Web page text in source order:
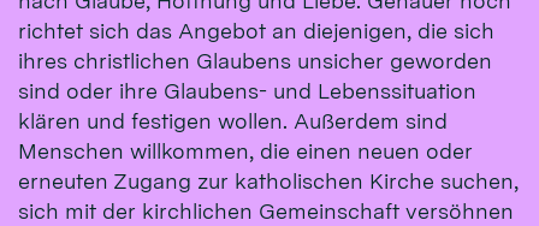
richtet sich das Angebot an diejenigen, die sich
ihres christlichen Glaubens unsicher geworden
sind oder ihre Glaubens- und Lebenssituation
klären und festigen wollen. Außerdem sind
Menschen willkommen, die einen neuen oder
erneuten Zugang zur katholischen Kirche suchen,
sich mit der kirchlichen Gemeinschaft versöhnen